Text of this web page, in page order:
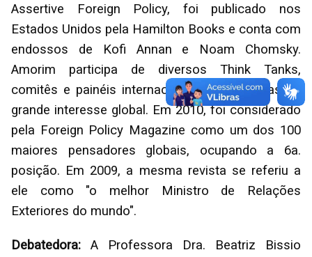
Assertive Foreign Policy, foi publicado nos
Estados Unidos pela Hamilton Books e conta com
endossos de Kofi Annan e Noam Chomsky.
Amorim participa de diversos Think Tanks,
comitês e painéis internacionais sobre temas de
grande interesse global. Em 2010, foi considerado
pela Foreign Policy Magazine como um dos 100
maiores pensadores globais, ocupando a 6a.
posição. Em 2009, a mesma revista se referiu a
ele como "o melhor Ministro de Relações
Exteriores do mundo".
Debatedora: A Professora Dra. Beatriz Bissio